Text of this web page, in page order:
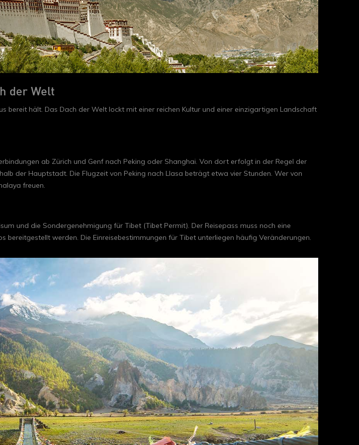
der Welt
bereit hält. Das Dach der Welt lockt mit einer reichen Kultur und einer einzigartigen Landschaft
ab Zürich und Genf nach Peking oder Shanghai. Von dort erfolgt in der Regel der
der Hauptstadt. Die Flugzeit von Peking nach Llasa beträgt etwa vier Stunden. Wer von
freuen.
und die Sondergenehmigung für Tibet (Tibet Permit). Der Reisepass muss noch eine
werden. Die Einreisebestimmungen für Tibet unterliegen häufig Veränderungen.